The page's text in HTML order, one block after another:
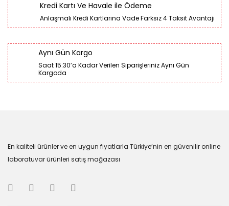
Kredi Kartı Ve Havale ile Ödeme
Anlaşmalı Kredi Kartlarına Vade Farksız 4 Taksit Avantajı
Aynı Gün Kargo
Saat 15:30’a Kadar Verilen Siparişleriniz Aynı Gün
Kargoda
En kaliteli ürünler ve en uygun fiyatlarla Türkiye’nin en güvenilir online
laboratuvar ürünleri satış mağazası